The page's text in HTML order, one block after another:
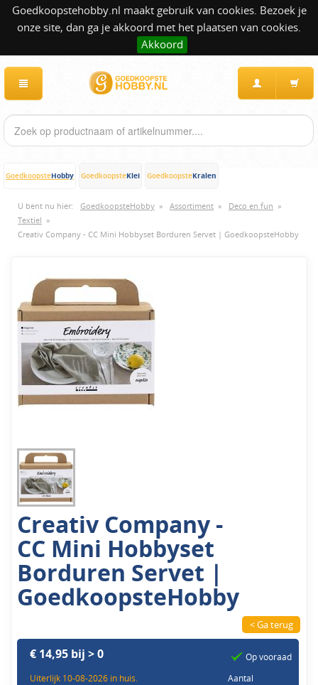
Goedkoopstehobby.nl maakt gebruik van cookies. Bezoek je
onze site, dan ga je akkoord met het plaatsen van cookies.
Akkoord
GoedkoopsteHobby GoedkoopsteKlei GoedkoopsteKralen
U bent nu hier: GoedkoopsteHobby » Assortiment » Deco en fun »
Textiel »
Creativ Company - CC Mini Hobbyset Borduren Servet | GoedkoopsteHobby
Creativ Company -
CC Mini Hobbyset
Borduren Servet |
GoedkoopsteHobby
< Ga terug
€ 14,95 bij > 0
Uiterlijk 10-08-2026 in huis.
Op vooraad
Aantal